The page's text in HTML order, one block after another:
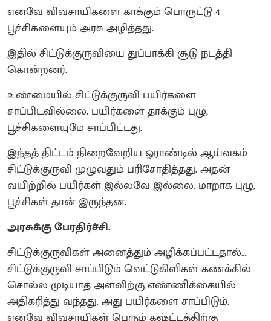
எனவே விவசாயிகளை காக்கும் பொருட்டு 4
பூச்சிகளையும் அரசு அழித்தது.
இதில் சிட்டுக்குருவியை துப்பாக்கி சூடு நடத்தி
கொன்றனர்.
உண்மையில் சிட்டுக்குருவி பயிர்களை
சாப்பிடவில்லை. பயிர்களை தாக்கும் புழு,
பூச்சிகளையுமே சாப்பிட்டது.
இந்தத் திட்டம் நிறைவேறிய ஓராண்டில் ஆய்வகம்
சிட்டுக்குருவி முழுவதும் பரிசோதித்தது. அதன்
வயிற்றில் பயிர்கள் இல்லவே இல்லை. மாறாக புழு,
பூச்சிகள் தான் இருந்தன.
அரசுக்கு பேரதிர்ச்சி.
சிட்டுக்குருவிகள் அனைத்தும் அழிக்கப்பட்டதால்…
சிட்டுக்குருவி சாப்பிடும் வெட்டுகிளிகள் கணக்கில்
சொல்ல முடியாத அளவிற்கு எண்ணிக்கையில்
அதிகரித்து வந்தது. அது பயிர்களை சாப்பிடும்.